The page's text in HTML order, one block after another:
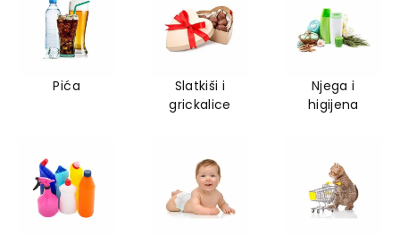
Pića
Slatkiši i
grickalice
Njega i
higijena